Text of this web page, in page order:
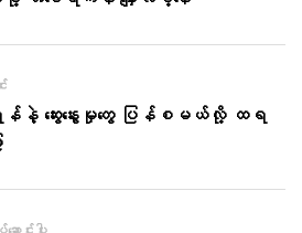
နဲ့ ဆွေးနွေးမှုတွေ ပြန်စမယ်လို့ ထရ